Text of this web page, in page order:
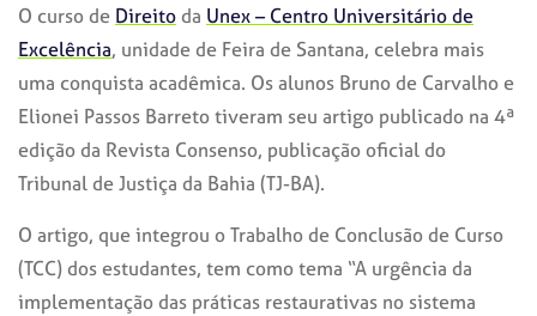
O curso de Direitoda Unex – Centro Universitário de
Excelência, unidade de Feira de Santana, celebra mais
uma conquista acadêmica. Os alunos Bruno de Carvalho e
Elionei Passos Barreto tiveram seu artigo publicado na 4ª
edição da Revista Consenso, publicação oficial do
Tribunal de Justiça da Bahia (TJ-BA).
O artigo, que integrou o Trabalho de Conclusão de Curso
(TCC) dos estudantes, tem como tema “A urgência da
implementação das práticas restaurativas no sistema